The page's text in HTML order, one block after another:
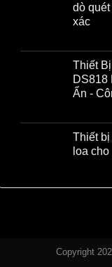
dò
xác
Thiết
DS818
Ẩn -
Thiết
loa
Copyright